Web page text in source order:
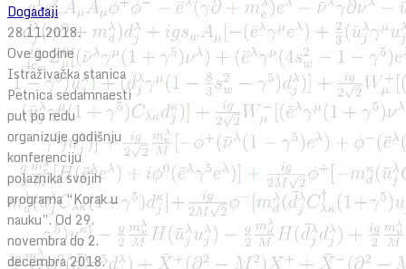
Događaji
28.11.2018.
Ove godine
Istraživačka stanica
Petnica sedamnaesti
put po redu
organizuje godišnju
konferenciju
polaznika svojih
programa “Korak u
nauku”. Od 29.
novembra do 2.
decembra 2018.